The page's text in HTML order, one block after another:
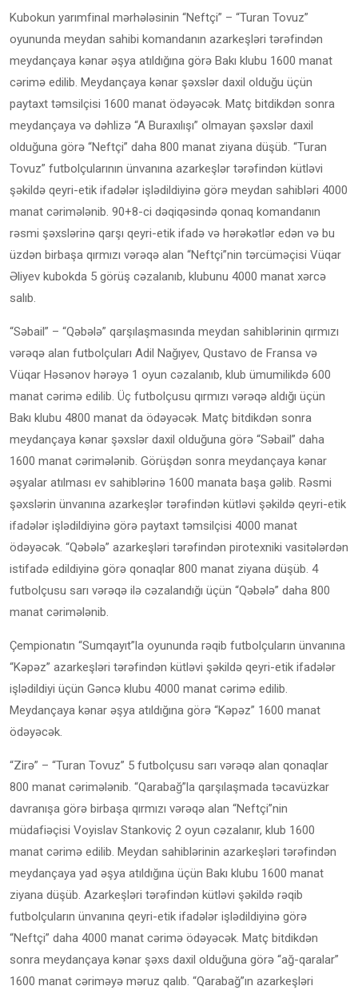
Kubokun yarımfinal mərhələsinin “Neftçi” – “Turan Tovuz”
oyununda meydan sahibi komandanın azarkeşləri tərəfindən
meydançaya kənar əşya atıldığına görə Bakı klubu 1600 manat
cərimə edilib. Meydançaya kənar şəxslər daxil olduğu üçün
paytaxt təmsilçisi 1600 manat ödəyəcək. Matç bitdikdən sonra
meydançaya və dəhlizə “A Buraxılışı” olmayan şəxslər daxil
olduğuna görə “Neftçi” daha 800 manat ziyana düşüb. “Turan
Tovuz” futbolçularının ünvanına azarkeşlər tərəfindən kütləvi
şəkildə qeyri-etik ifadələr işlədildiyinə görə meydan sahibləri 4000
manat cərimələnib. 90+8-ci dəqiqəsində qonaq komandanın
rəsmi şəxslərinə qarşı qeyri-etik ifadə və hərəkətlər edən və bu
üzdən birbaşa qırmızı vərəqə alan “Neftçi”nin tərcüməçisi Vüqar
Əliyev kubokda 5 görüş cəzalanıb, klubunu 4000 manat xərcə
salıb.
“Səbail” – “Qəbələ” qarşılaşmasında meydan sahiblərinin qırmızı
vərəqə alan futbolçuları Adil Nağıyev, Qustavo de Fransa və
Vüqar Həsənov hərəyə 1 oyun cəzalanıb, klub ümumilikdə 600
manat cərimə edilib. Üç futbolçusu qırmızı vərəqə aldığı üçün
Bakı klubu 4800 manat da ödəyəcək. Matç bitdikdən sonra
meydançaya kənar şəxslər daxil olduğuna görə “Səbail” daha
1600 manat cərimələnib. Görüşdən sonra meydançaya kənar
əşyalar atılması ev sahiblərinə 1600 manata başa gəlib. Rəsmi
şəxslərin ünvanına azarkeşlər tərəfindən kütləvi şəkildə qeyri-etik
ifadələr işlədildiyinə görə paytaxt təmsilçisi 4000 manat
ödəyəcək. “Qəbələ” azarkeşləri tərəfindən pirotexniki vasitələrdən
istifadə edildiyinə görə qonaqlar 800 manat ziyana düşüb. 4
futbolçusu sarı vərəqə ilə cəzalandığı üçün “Qəbələ” daha 800
manat cərimələnib.
Çempionatın “Sumqayıt”la oyununda rəqib futbolçuların ünvanına
“Kəpəz” azarkeşləri tərəfindən kütləvi şəkildə qeyri-etik ifadələr
işlədildiyi üçün Gəncə klubu 4000 manat cərimə edilib.
Meydançaya kənar əşya atıldığına görə “Kəpəz” 1600 manat
ödəyəcək.
“Zirə” – “Turan Tovuz” 5 futbolçusu sarı vərəqə alan qonaqlar
800 manat cərimələnib. “Qarabağ”la qarşılaşmada təcavüzkar
davranışa görə birbaşa qırmızı vərəqə alan “Neftçi”nin
müdafiəçisi Voyislav Stankoviç 2 oyun cəzalanır, klub 1600
manat cərimə edilib. Meydan sahiblərinin azarkeşləri tərəfindən
meydançaya yad əşya atıldığına üçün Bakı klubu 1600 manat
ziyana düşüb. Azarkeşləri tərəfindən kütləvi şəkildə rəqib
futbolçuların ünvanına qeyri-etik ifadələr işlədildiyinə görə
“Neftçi” daha 4000 manat cərimə ödəyəcək. Matç bitdikdən
sonra meydançaya kənar şəxs daxil olduğuna görə “ağ-qaralar”
1600 manat cəriməyə məruz qalıb. “Qarabağ”ın azarkeşləri